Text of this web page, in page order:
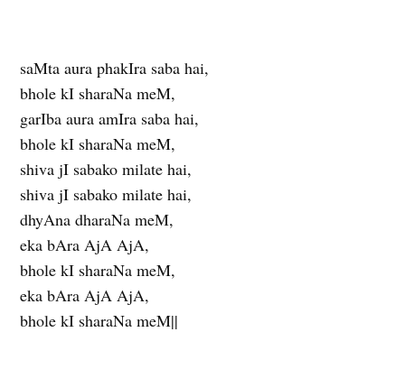
saMta aura phakIra saba hai,
bhole kI sharaNa meM,
garIba aura amIra saba hai,
bhole kI sharaNa meM,
shiva jI sabako milate hai,
shiva jI sabako milate hai,
dhyAna dharaNa meM,
eka bAra AjA AjA,
bhole kI sharaNa meM,
eka bAra AjA AjA,
bhole kI sharaNa meM||